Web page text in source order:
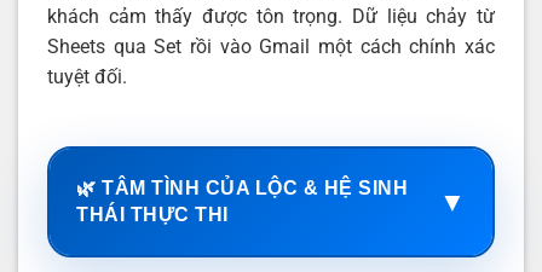
khách cảm thấy được tôn trọng. Dữ liệu chảy từ
Sheets qua Set rồi vào Gmail một cách chính xác
tuyệt đối.
🌿 TÂM TÌNH CỦA LỘC & HỆ SINH
THÁI THỰC THI
▼